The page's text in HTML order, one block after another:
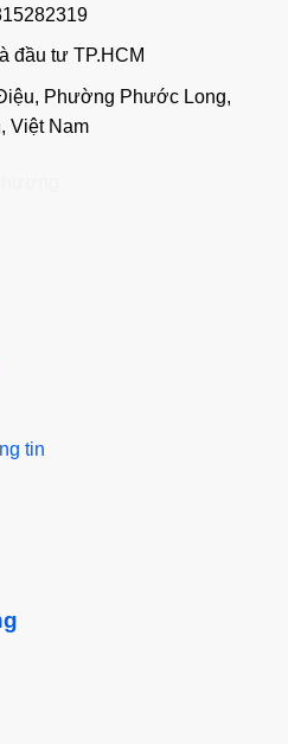
đầu tư TP.HCM
Phường Phước Long,
Việt Nam
tin